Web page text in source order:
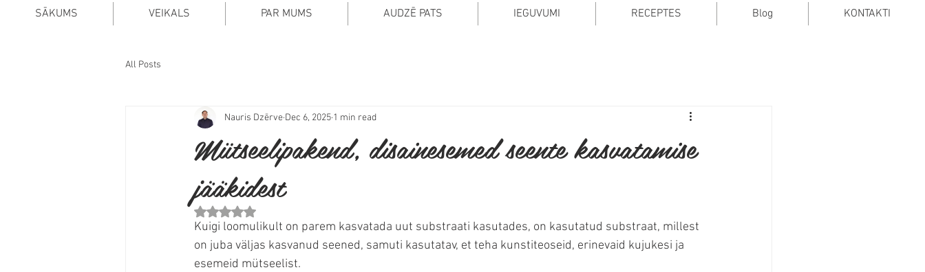
SĀKUMS VEIKALS PAR MUMS AUDZĒ PATS IEGUVUMI RECEPTES Blog KONTAKTI
All Posts
Mütseelipakend, disainesemed seente kasvatamise
jääkidest
Nauris Dzērve Dec 6, 2025 1 min read
Rated NaN out of 5 stars.
Kuigi loomulikult on parem kasvatada uut substraati kasutades, on kasutatud substraat, millest
on juba väljas kasvanud seened, samuti kasutatav, et teha kunstiteoseid, erinevaid kujukesi ja
esemeid mütseelist.